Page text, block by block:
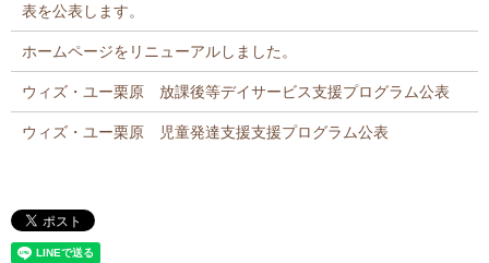
表を公表します。
ホームページをリニューアルしました。
ウィズ・ユー栗原 放課後等デイサービス支援プログラム公表
ウィズ・ユー栗原 児童発達支援支援プログラム公表